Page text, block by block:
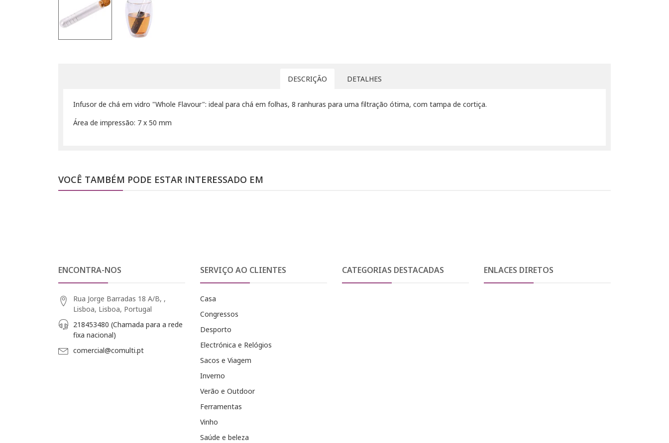
DESCRIÇÃO DETALHES
Infusor de chá em vidro "Whole Flavour": ideal para chá em folhas, 8 ranhuras para uma filtração ótima, com tampa de cortiça.
Área de impressão: 7 x 50 mm
VOCÊ TAMBÉM PODE ESTAR INTERESSADO EM
ENCONTRA-NOS
Rua Jorge Barradas 18 A/B, ,
Lisboa, Lisboa, Portugal
218453480 (Chamada para a rede
fixa nacional)
comercial@comulti.pt
SERVIÇO AO CLIENTES
Casa
Congressos
Desporto
Electrónica e Relógios
Sacos e Viagem
Inverno
Verão e Outdoor
Ferramentas
Vinho
Saúde e beleza
CATEGORIAS DESTACADAS ENLACES DIRETOS